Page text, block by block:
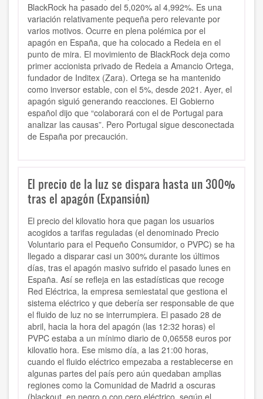
BlackRock ha pasado del 5,020% al 4,992%. Es una
variación relativamente pequeña pero relevante por
varios motivos. Ocurre en plena polémica por el
apagón en España, que ha colocado a Redeia en el
punto de mira. El movimiento de BlackRock deja como
primer accionista privado de Redeia a Amancio Ortega,
fundador de Inditex (Zara). Ortega se ha mantenido
como inversor estable, con el 5%, desde 2021. Ayer, el
apagón siguió generando reacciones. El Gobierno
español dijo que “colaborará con el de Portugal para
analizar las causas”. Pero Portugal sigue desconectada
de España por precaución.
El precio de la luz se dispara hasta un 300%
tras el apagón (Expansión)
El precio del kilovatio hora que pagan los usuarios
acogidos a tarifas reguladas (el denominado Precio
Voluntario para el Pequeño Consumidor, o PVPC) se ha
llegado a disparar casi un 300% durante los últimos
días, tras el apagón masivo sufrido el pasado lunes en
España. Así se refleja en las estadísticas que recoge
Red Eléctrica, la empresa semiestatal que gestiona el
sistema eléctrico y que debería ser responsable de que
el fluido de luz no se interrumpiera. El pasado 28 de
abril, hacia la hora del apagón (las 12:32 horas) el
PVPC estaba a un mínimo diario de 0,06558 euros por
kilovatio hora. Ese mismo día, a las 21:00 horas,
cuando el fluido eléctrico empezaba a restablecerse en
algunas partes del país pero aún quedaban amplias
regiones como la Comunidad de Madrid a oscuras